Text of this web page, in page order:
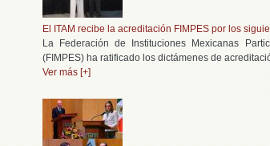
El ITAM recibe la acreditación FIMPES por los
La Federación de Instituciones Mexicanas
(FIMPES) ha ratificado los dictámenes de
Ver más [+]